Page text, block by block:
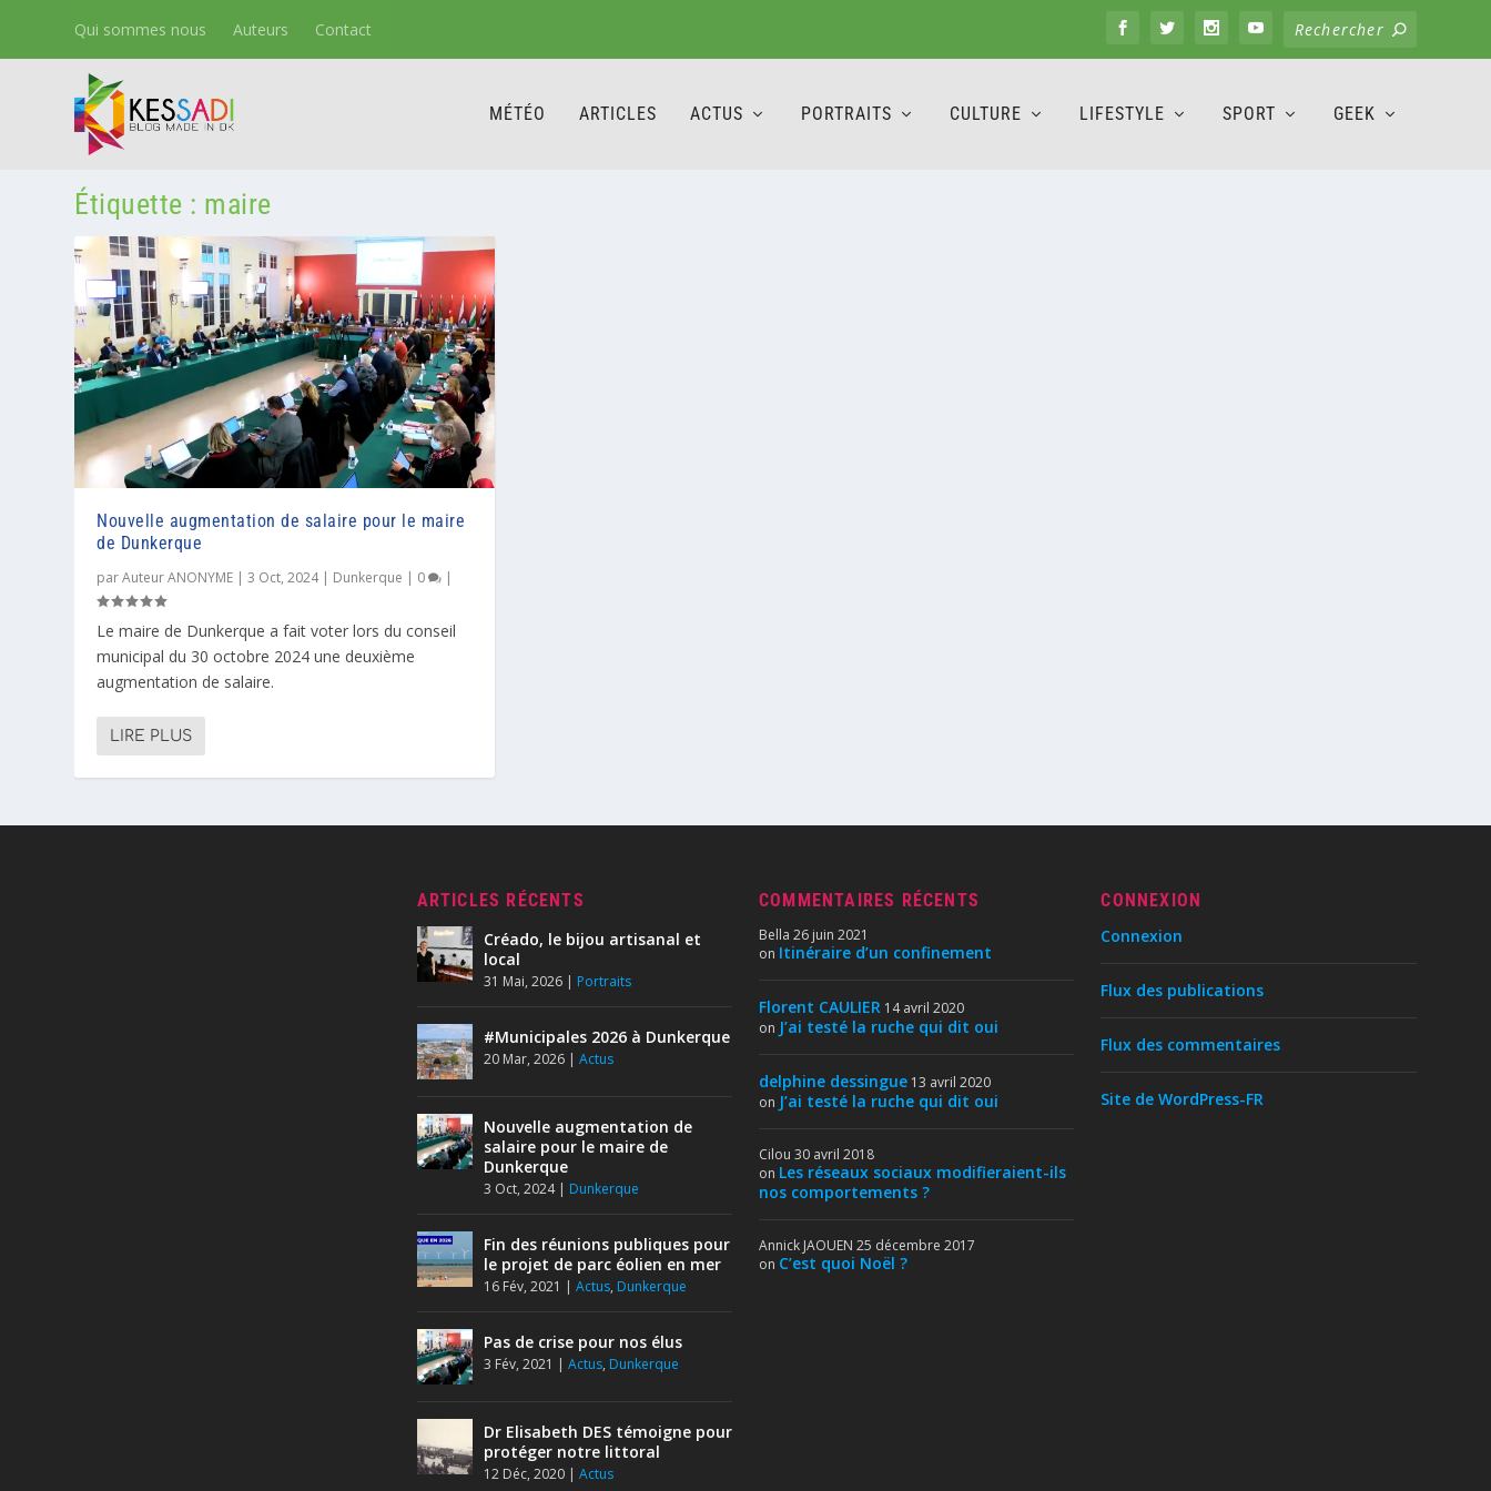
Qui sommes nous Auteurs Contact
MÉTÉO ARTICLES ACTUS PORTRAITS CULTURE LIFESTYLE SPORT GEEK
Étiquette : maire
Nouvelle augmentation de salaire pour le maire
de Dunkerque
parAuteur ANONYME |3 Oct, 2024| Dunkerque | 0 |
Le maire de Dunkerque a fait voter lors du conseil
municipal du 30 octobre 2024 une deuxième
augmentation de salaire.
LIRE PLUS
ARTICLES RÉCENTS
Créado, le bijou artisanal et
local
31 Mai, 2026| Portraits
#Municipales 2026 à Dunkerque
20 Mar, 2026| Actus
Nouvelle augmentation de
salaire pour le maire de
Dunkerque
3 Oct, 2024| Dunkerque
Fin des réunions publiques pour
le projet de parc éolien en mer
16 Fév, 2021 | Actus, Dunkerque
Pas de crise pour nos élus
3 Fév, 2021 | Actus, Dunkerque
Dr Elisabeth DES témoigne pour
protéger notre littoral
12 Déc, 2020| Actus
COMMENTAIRES RÉCENTS
Bella 26 juin 2021
on Itinéraire d’un confinement
Florent CAULIER 14 avril 2020
on J’ai testé la ruche qui dit oui
delphine dessingue 13 avril 2020
on J’ai testé la ruche qui dit oui
Cilou 30 avril 2018
on Les réseaux sociaux modifieraient-ils
nos comportements ?
Annick JAOUEN 25 décembre 2017
on C’est quoi Noël ?
CONNEXION
Connexion
Flux des publications
Flux des commentaires
Site de WordPress-FR